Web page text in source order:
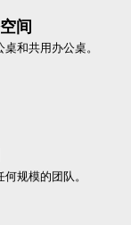
间
和共用办公桌。
规模的团队。